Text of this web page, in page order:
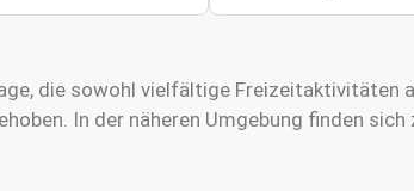
die sowohl vielfältige
In der näheren Umgebung finden